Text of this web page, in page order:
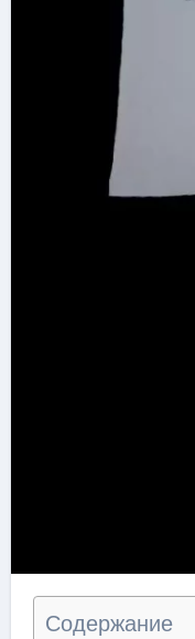
Содержание